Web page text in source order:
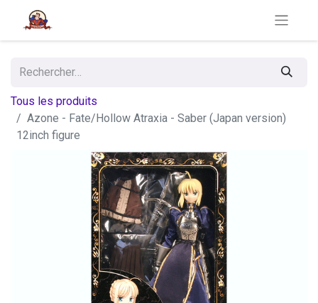
Tous les produits
Azone - Fate/Hollow Atraxia - Saber (Japan version)
12inch figure